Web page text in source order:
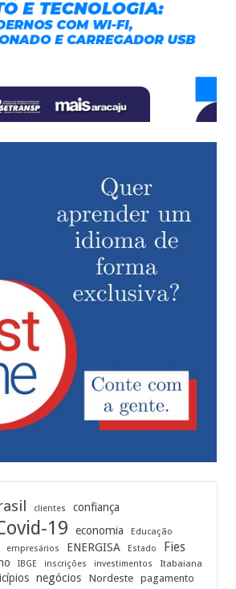
clientes confiança
19 economia Educação
empresários ENERGISA Estado Fies
IBGE inscrições investimentos Itabaiana
negócios Nordeste pagamento